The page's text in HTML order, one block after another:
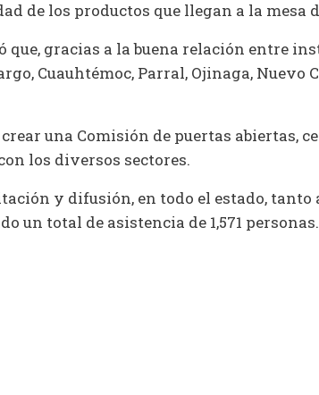
de los productos que llegan a la mesa
gracias a la buena relación entre
Cuauhtémoc, Parral, Ojinaga, Nuevo
una Comisión de puertas abiertas,
los diversos sectores.
y difusión, en todo el estado, tanto
un total de asistencia de 1,571 personas.